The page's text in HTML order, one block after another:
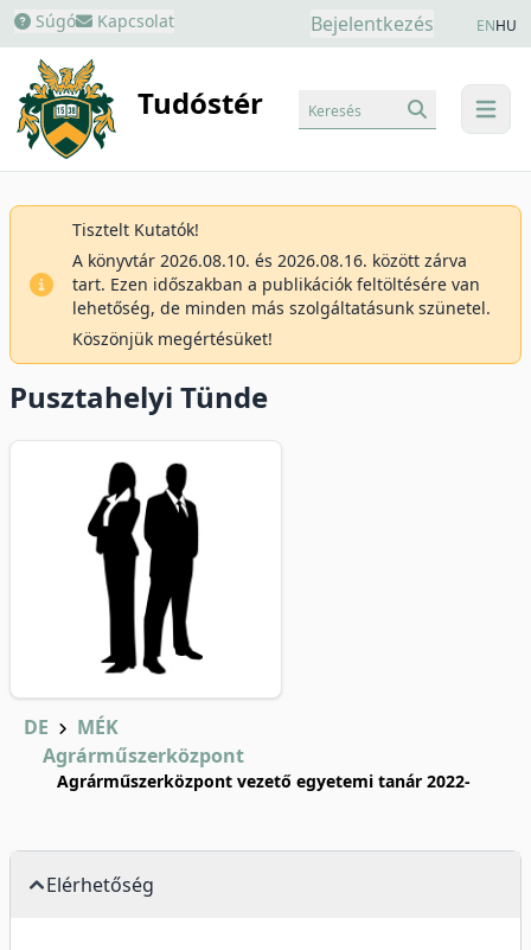
Súgó Kapcsolat Bejelentkezés ENHU
Tudóstér menu
Keresés
Tisztelt Kutatók!
A könyvtár 2026.08.10. és 2026.08.16. között zárva
tart. Ezen időszakban a publikációk feltöltésére van
lehetőség, de minden más szolgáltatásunk szünetel.
Köszönjük megértésüket!
Pusztahelyi Tünde
DE
MÉK
Agrárműszerközpont
Agrárműszerközpont vezető egyetemi tanár 2022-
Elérhetőség